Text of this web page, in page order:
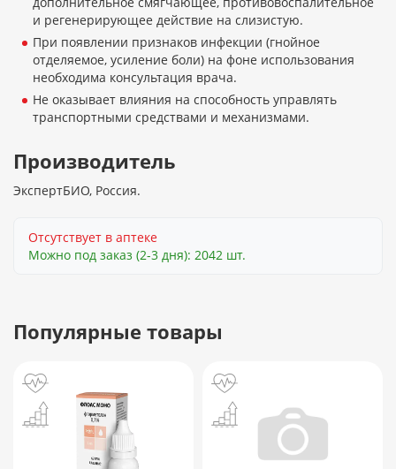
и регенерирующее действие на слизистую.
При появлении признаков инфекции (гнойное
отделяемое, усиление боли) на фоне использования
необходима консультация врача.
Не оказывает влияния на способность управлять
транспортными средствами и механизмами.
Производитель
ЭкспертБИО, Россия.
Отсутствует в аптеке
Можно под заказ (2-3 дня): 2042 шт.
Популярные товары